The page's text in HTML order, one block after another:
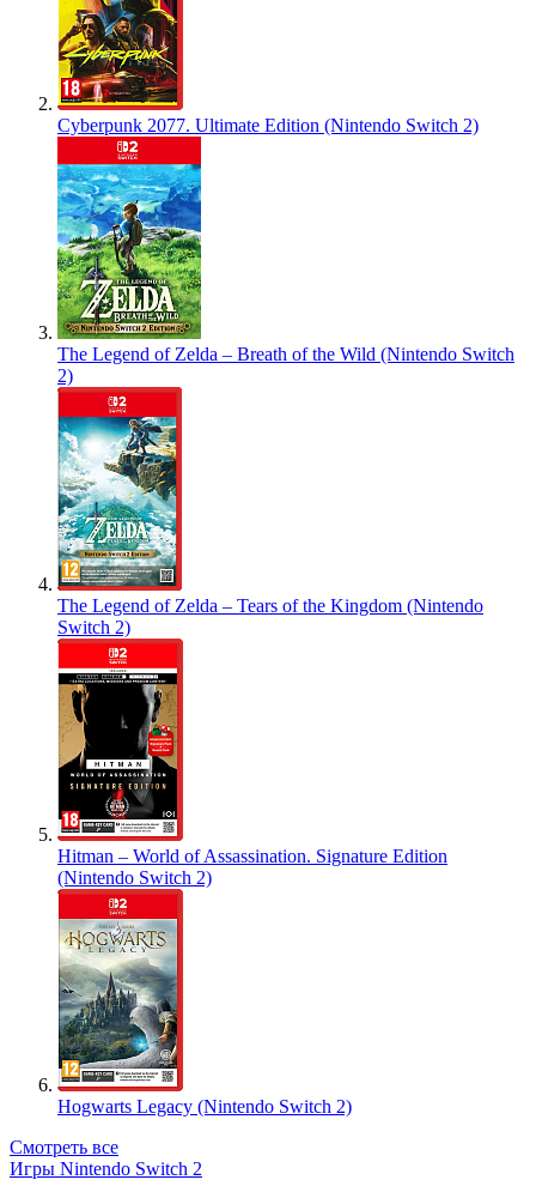
Cyberpunk 2077. Ultimate Edition (Nintendo Switch 2)
The Legend of Zelda – Breath of the Wild (Nintendo Switch
2)
The Legend of Zelda – Tears of the Kingdom (Nintendo
Switch 2)
Hitman – World of Assassination. Signature Edition
(Nintendo Switch 2)
Hogwarts Legacy (Nintendo Switch 2)
Смотреть все
Игры Nintendo Switch 2